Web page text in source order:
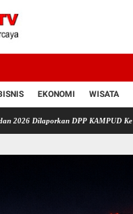
EKONOMI WISATA
DPP KAMPUD Ke KEJATI Lampung